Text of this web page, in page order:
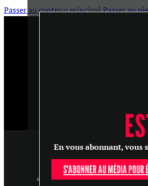
Passer au contenu principalPasser au
ARTICLES
En vous abonnant, vous
S'ABONNER AU MÉDIA POUR